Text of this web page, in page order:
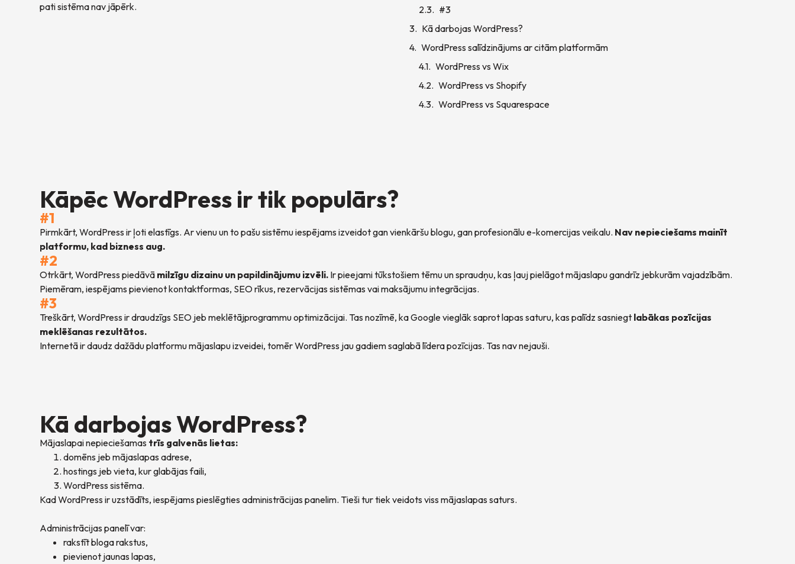
pati sistēma nav jāpērk.
#3
Kā darbojas WordPress?
WordPress salīdzinājums ar citām platformām
WordPress vs Wix
WordPress vs Shopify
WordPress vs Squarespace
Kāpēc WordPress ir tik populārs?
#1
Pirmkārt, WordPress ir ļoti elastīgs. Ar vienu un to pašu sistēmu iespējams izveidot gan vienkāršu blogu, gan profesionālu e-komercijas veikalu. Nav nepieciešams mainīt
platformu, kad bizness aug.
#2
Otrkārt, WordPress piedāvā milzīgu dizainu un papildinājumu izvēli. Ir pieejami tūkstošiem tēmu un spraudņu, kas ļauj pielāgot mājaslapu gandrīz jebkurām vajadzībām.
Piemēram, iespējams pievienot kontaktformas, SEO rīkus, rezervācijas sistēmas vai maksājumu integrācijas.
#3
Treškārt, WordPress ir draudzīgs SEO jeb meklētājprogrammu optimizācijai. Tas nozīmē, ka Google vieglāk saprot lapas saturu, kas palīdz sasniegt labākas pozīcijas
meklēšanas rezultātos.
Internetā ir daudz dažādu platformu mājaslapu izveidei, tomēr WordPress jau gadiem saglabā līdera pozīcijas. Tas nav nejauši.
Kā darbojas WordPress?
Mājaslapai nepieciešamas trīs galvenās lietas:
domēns jeb mājaslapas adrese,
hostings jeb vieta, kur glabājas faili,
WordPress sistēma.
Kad WordPress ir uzstādīts, iespējams pieslēgties administrācijas panelim. Tieši tur tiek veidots viss mājaslapas saturs.
Administrācijas panelī var:
rakstīt bloga rakstus,
pievienot jaunas lapas,